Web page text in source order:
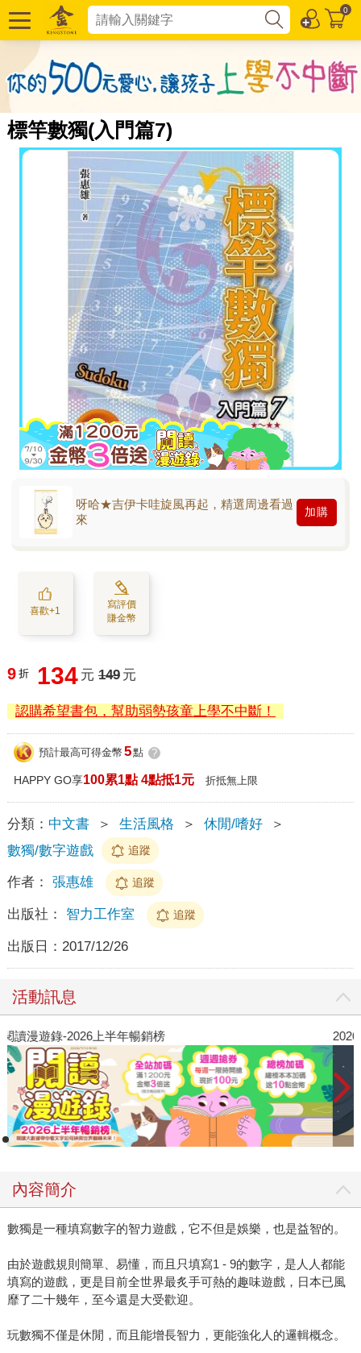
0
標竿數獨(入門篇7)
呀哈★吉伊卡哇旋風再起，精選周邊看過
來
加購
喜歡+1
寫評價
賺金幣
9 折 134 元 149 元
認購希望書包，幫助弱勢孩童上學不中斷！
預計最高可得金幣 5點 ?
HAPPY GO享100累1點 4點抵1元 折抵無上限
分類： 中文書 ＞ 生活風格 ＞ 休閒/嗜好
＞
數獨/數字遊戲
追蹤
作者： 張惠雄 追蹤
出版社： 智力工作室 追蹤
出版日： 2017/12/26
活動訊息
閱讀漫遊錄-2026上半年暢銷榜
內容簡介
數獨是一種填寫數字的智力遊戲，它不但是娛樂，也是益智的。
由於遊戲規則簡單、易懂，而且只填寫1 - 9的數字，是人人都能
填寫的遊戲，更是目前全世界最炙手可熱的趣味遊戲，日本已風
靡了二十幾年，至今還是大受歡迎。
玩數獨不僅是休閒，而且能增長智力，更能強化人的邏輯概念。